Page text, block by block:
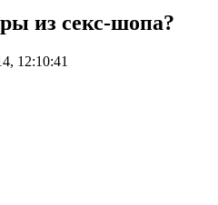
из секс-шопа?
12:10:41